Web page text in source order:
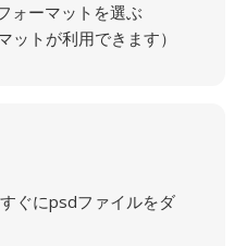
ォーマットを選ぶ
ットが利用できます）
ぐにpsdファイルをダ